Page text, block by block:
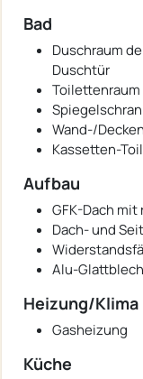
Bad
Duschraum
Duschtür
Wand-/
Kassetten-
Aufbau
GFK-Dach
Dach- und
Alu-
Heizung/Klima
Gasheizung
Küche